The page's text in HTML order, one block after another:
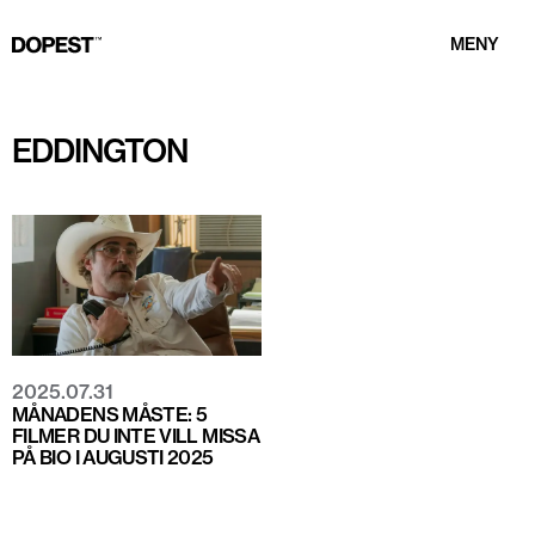
MENY
EDDINGTON
2025.07.31
MÅNADENS MÅSTE: 5
FILMER DU INTE VILL MISSA
PÅ BIO I AUGUSTI 2025